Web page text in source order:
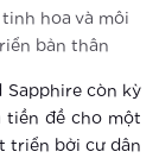
hoa và môi
bản thân
Sapphire còn kỳ
tiền đề cho một
triển bởi cư dân
tại